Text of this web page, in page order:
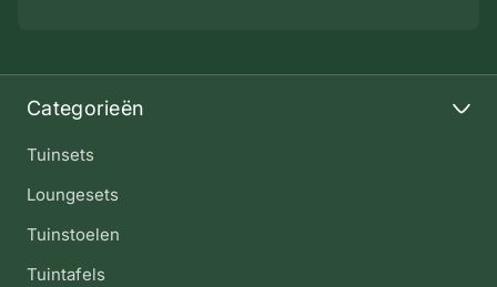
Categorieën
Tuinsets
Loungesets
Tuinstoelen
Tuintafels